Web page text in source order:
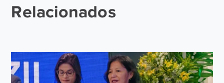
Relacionados